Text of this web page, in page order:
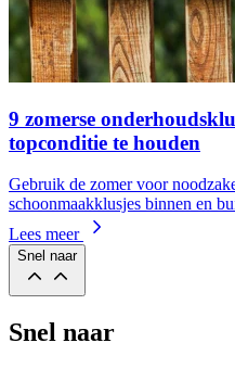
9 zomerse
topconditie te houden
Gebruik de zomer voor
schoonmaakklusjes binnen en
Lees meer
Snel naar
Snel naar